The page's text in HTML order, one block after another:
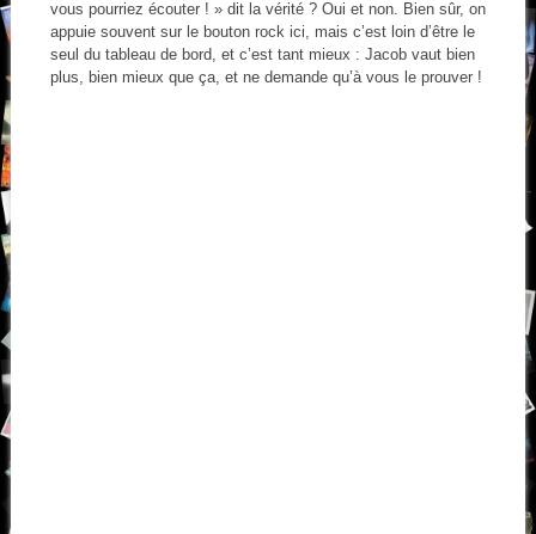
vous pourriez écouter ! » dit la vérité ? Oui et non. Bien sûr, on
appuie souvent sur le bouton rock ici, mais c’est loin d’être le
seul du tableau de bord, et c’est tant mieux : Jacob vaut bien
plus, bien mieux que ça, et ne demande qu’à vous le prouver !